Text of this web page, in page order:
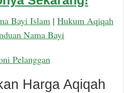
Bayi Islam | Hukum Aqiqah
Nama Bayi
Pelanggan
Harga Aqiqah